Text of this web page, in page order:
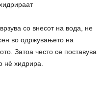
со внесот на вода, не
во одржувањето на
Затоа често се поставува
нè хидрира.